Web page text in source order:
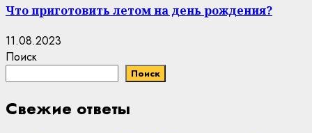
Что приготовить летом на день рождения?
11.08.2023
Поиск
Поиск
Свежие ответы